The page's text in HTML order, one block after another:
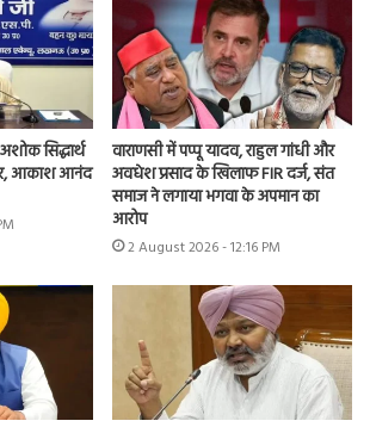
सिद्धार्थ
आकाश आनंद
वाराणसी में पप्पू यादव, राहुल गांधी और
अवधेश प्रसाद के खिलाफ FIR दर्ज, संत
समाज ने लगाया भगवा के अपमान का
आरोप
2 August 2026 - 12:16 PM